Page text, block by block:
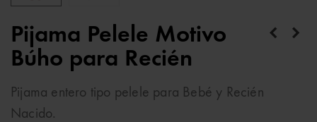
Pijama Pelele Motivo
Búho para Recién
Pijama entero tipo pelele para Bebé y Recién
Nacido.